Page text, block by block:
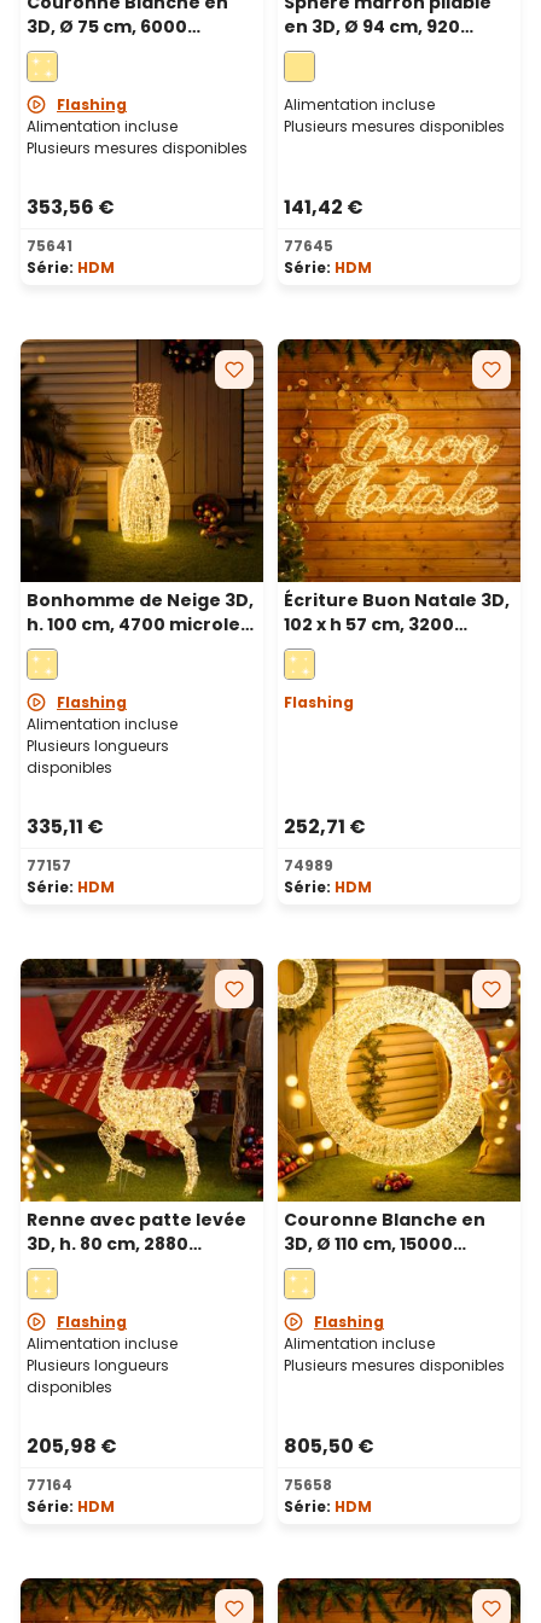
3D, Ø 75 cm, 6000
Microled haute densité
blanc chaud et froid,
utilisation en intérieur
Flashing
Alimentation incluse
Plusieurs mesures disponibles
353,56 €
75641
Série: HDM
en 3D, Ø 94 cm, 920
microled haute densité
blanc chaud, utilisation
en intérieur
Alimentation incluse
Plusieurs mesures disponibles
141,42 €
77645
Série: HDM
Bonhomme de Neige 3D,
h. 100 cm, 4700 microled
haute densité blanc
chaud et froid,
utilisation en intérieur
Flashing
Alimentation incluse
Plusieurs longueurs
disponibles
335,11 €
77157
Série: HDM
Écriture Buon Natale 3D,
102 x h 57 cm, 3200
microled blanc chaud et
froid, utilisation
extérieure
Flashing
252,71 €
74989
Série: HDM
Renne avec patte levée
3D, h. 80 cm, 2880
microled haute densité
blanc chaud et froid,
utilisation en intérieur
Flashing
Alimentation incluse
Plusieurs longueurs
disponibles
205,98 €
77164
Série: HDM
Couronne Blanche en
3D, Ø 110 cm, 15000
Microled haute densité
blanc chaud et froid,
utilisation en intérieur
Flashing
Alimentation incluse
Plusieurs mesures disponibles
805,50 €
75658
Série: HDM